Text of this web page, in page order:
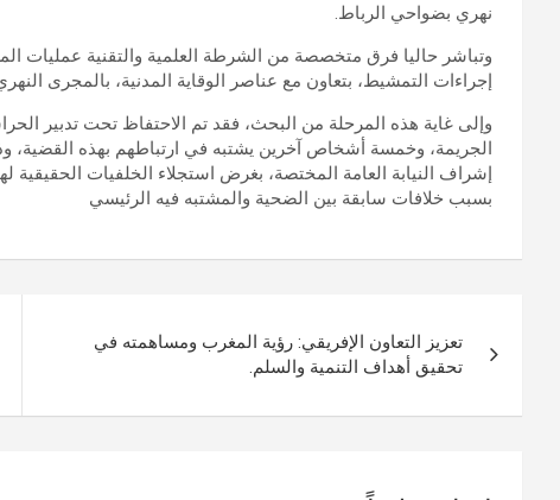
نهري بضواحي الرباط.
وتباشر حاليا فرق متخصصة من الشرطة العلمية والتقنية عمليات
إجراءات التمشيط، بتعاون مع عناصر الوقاية المدنية، بالمجرى
وإلى غاية هذه المرحلة من البحث، فقد تم الاحتفاظ تحت تدبير
الجريمة، وخمسة أشخاص آخرين يشتبه في ارتباطهم بهذه القضية،
إشراف النيابة العامة المختصة، بغرض استجلاء الخلفيات
بسبب خلافات سابقة بين الضحية والمشتبه فيه الرئيسي
المقالات
تعزيز التعاون الإفريقي: رؤية المغرب ومساهمته في
تحقيق أهداف التنمية والسلم.